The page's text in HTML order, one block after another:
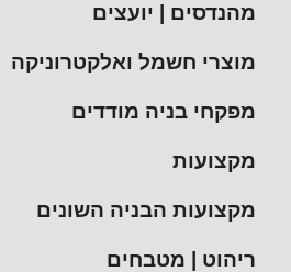
מהנדסים | יועצים
מוצרי חשמל ואלקטרוניקה
מפקחי בניה מודדים
מקצועות
מקצועות הבניה השונים
ריהוט | מטבחים